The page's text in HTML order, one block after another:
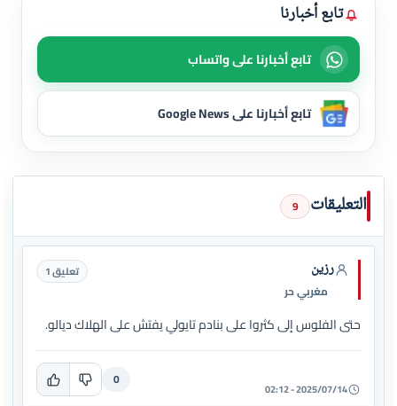
تابع أخبارنا
تابع أخبارنا على واتساب
تابع أخبارنا على Google News
التعليقات 9
رزين
مغربي حر
تعليق 1
حتى الفلوس إلى كثروا على بنادم تايولي يفتش على الهلاك ديالو.
2025/07/14 - 02:12
0